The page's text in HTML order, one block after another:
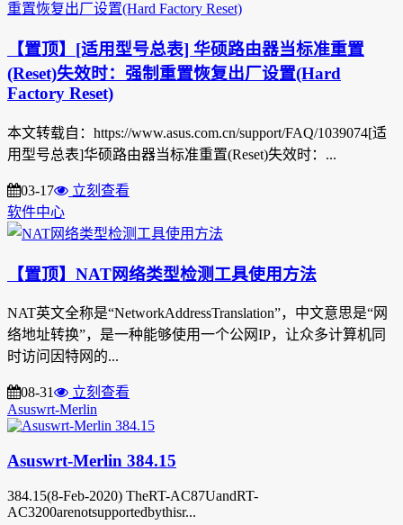
【置顶】[适用型号总表] 华硕路由器当标准重置
(Reset)失效时：强制重置恢复出厂设置(Hard
Factory Reset)
本文转载自：https://www.asus.com.cn/support/FAQ/1039074[适
用型号总表]华硕路由器当标准重置(Reset)失效时：...
03-17
立刻查看
软件中心
【置顶】NAT网络类型检测工具使用方法
NAT英文全称是“NetworkAddressTranslation”，中文意思是“网
络地址转换”，是一种能够使用一个公网IP，让众多计算机同
时访问因特网的...
08-31
立刻查看
Asuswrt-Merlin
Asuswrt-Merlin 384.15
384.15(8-Feb-2020) TheRT-AC87UandRT-
AC3200arenotsupportedbythisr...